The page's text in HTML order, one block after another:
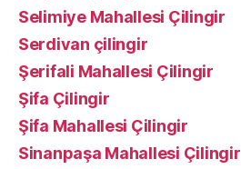
Selimiye Mahallesi Çilingir
Serdivan çilingir
Şerifali Mahallesi Çilingir
Şifa Çilingir
Şifa Mahallesi Çilingir
Sinanpaşa Mahallesi Çilingir